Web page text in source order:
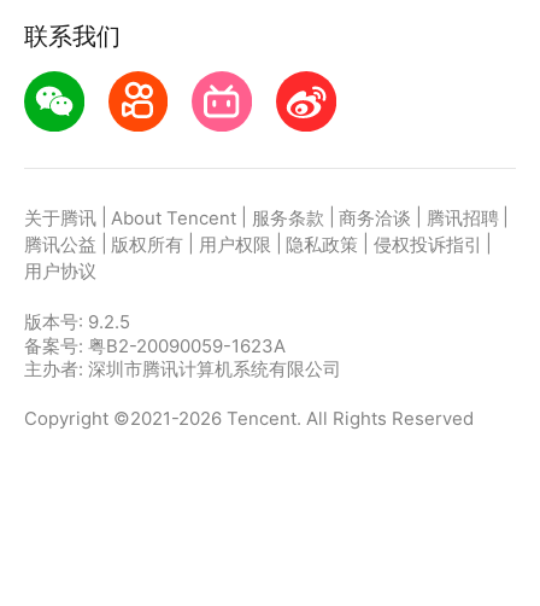
联系我们
关于腾讯 About Tencent 服务条款 商务洽谈 腾讯招聘
腾讯公益
版权所有 用户权限 隐私政策 侵权投诉指引
用户协议
版本号: 9.2.5
备案号: 粤B2-20090059-1623A
主办者: 深圳市腾讯计算机系统有限公司
Copyright ©2021-2026 Tencent. All Rights Reserved